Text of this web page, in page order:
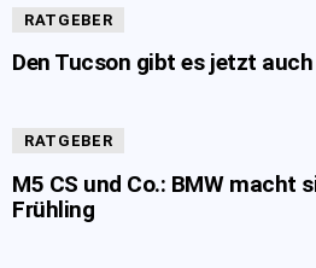
RATGEBER
Den Tucson gibt es jetzt auch
RATGEBER
M5 CS und Co.: BMW macht
Frühling